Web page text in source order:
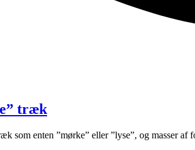
træk
som enten ”mørke” eller ”lyse”, og masser af